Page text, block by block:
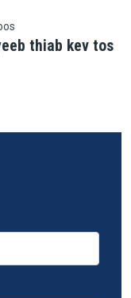
thiab kev tos